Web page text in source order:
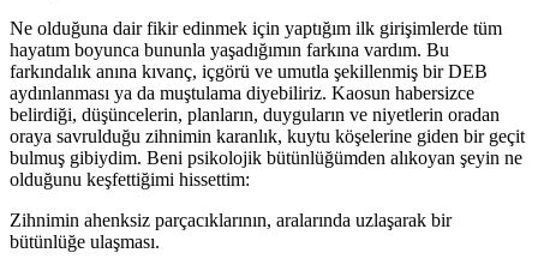
Ne olduğuna dair fikir edinmek için yaptığım ilk girişimlerde tüm
hayatım boyunca bununla yaşadığımın farkına vardım. Bu
farkındalık anına kıvanç, içgörü ve umutla şekillenmiş bir DEB
aydınlanması ya da muştulama diyebiliriz. Kaosun habersizce
belirdiği, düşüncelerin, planların, duyguların ve niyetlerin oradan
oraya savrulduğu zihnimin karanlık, kuytu köşelerine giden bir geçit
bulmuş gibiydim. Beni psikolojik bütünlüğümden alıkoyan şeyin ne
olduğunu keşfettiğimi hissettim:
Zihnimin ahenksiz parçacıklarının, aralarında uzlaşarak bir
bütünlüğe ulaşması.